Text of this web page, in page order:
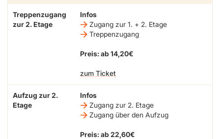
Treppenzugang
zur 2. Etage
Infos
Zugang zur 1. + 2. Etage
Treppenzugang
Preis: ab 14,20€
zum Ticket
Aufzug zur 2.
Etage
Infos
Zugang zur 2. Etage
Zugang über den Aufzug
Preis: ab 22,60€